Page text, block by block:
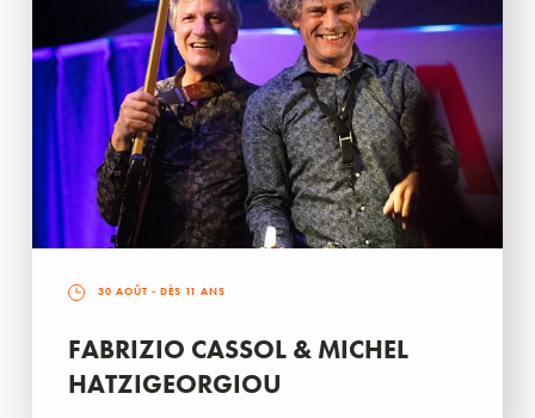
30 AOÛT - DÈS 11 ANS
FABRIZIO CASSOL & MICHEL
HATZIGEORGIOU